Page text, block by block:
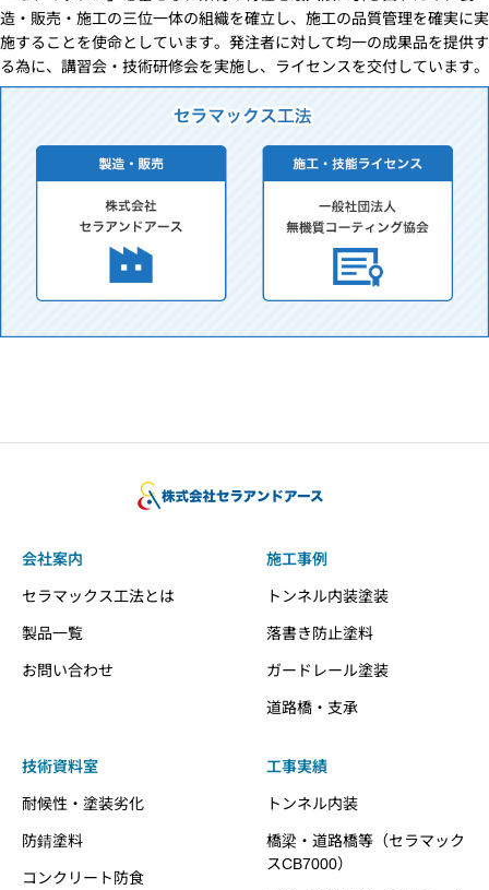
造・販売・施工の三位一体の組織を確立し、施工の品質管理を確実に実
施することを使命としています。発注者に対して均一の成果品を提供す
る為に、講習会・技術研修会を実施し、ライセンスを交付しています。
会社案内
セラマックス工法とは
製品一覧
お問い合わせ
施工事例
トンネル内装塗装
落書き防止塗料
ガードレール塗装
道路橋・支承
技術資料室
耐候性・塗装劣化
防錆塗料
コンクリート防食
工事実績
トンネル内装
橋梁・道路橋等（セラマック
スCB7000）